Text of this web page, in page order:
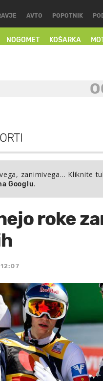
NOGOMET KOŠARKA
AVTO POPOTNIK
zanimivega… Kliknite
Googlu.
roke